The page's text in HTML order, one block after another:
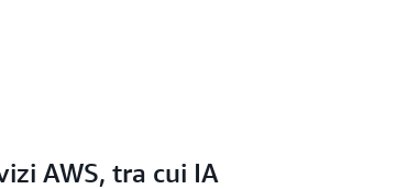
AWS, tra cui IA